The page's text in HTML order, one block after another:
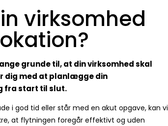
virksomhed
grunde til, at din virksomhed skal
dig med at planlægge din
fra start til slut.
i god tid eller står med en akut opgave, kan vi
at flytningen foregår effektivt og uden